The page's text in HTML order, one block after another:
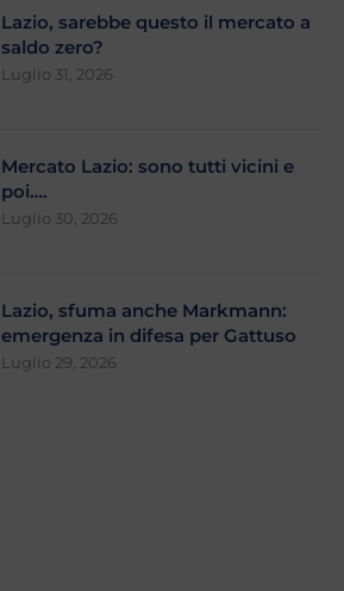
Lazio, sarebbe questo il mercato a
saldo zero?
Luglio 31, 2026
Mercato Lazio: sono tutti vicini e
poi….
Luglio 30, 2026
Lazio, sfuma anche Markmann:
emergenza in difesa per Gattuso
Luglio 29, 2026